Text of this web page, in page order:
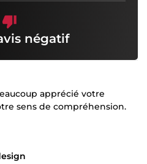
négatif
apprécié votre
sens de compréhension.